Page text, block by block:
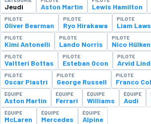
Jeudi Aston Martin Lewis Hamilton
PILOTE
Oliver Bearman
PILOTE
Ryo Hirakawa
PILOTE
Liam
PILOTE
Kimi Antonelli
PILOTE
Lando Norris
PILOTE
Nico
PILOTE
Valtteri Bottas
PILOTE
Esteban Ocon
PILOTE
Arvid
PILOTE
Oscar Piastri
PILOTE
George Russell
PILOTE
Franco
ÉQUIPE
Aston Martin
ÉQUIPE
Ferrari
ÉQUIPE
Williams
ÉQUIPE
Audi
ÉQUIPE
McLaren
ÉQUIPE
Mercedes
ÉQUIPE
Alpine